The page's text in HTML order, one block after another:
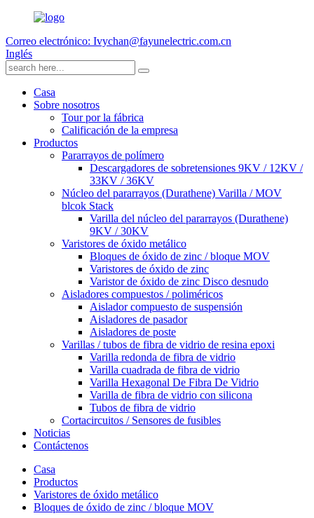
Correo electrónico: Ivychan@fayunelectric.com.cn
Inglés
Casa
Sobre nosotros
Tour por la fábrica
Calificación de la empresa
Productos
Pararrayos de polímero
Descargadores de sobretensiones 9KV / 12KV /
33KV / 36KV
Núcleo del pararrayos (Durathene) Varilla / MOV
blcok Stack
Varilla del núcleo del pararrayos (Durathene)
9KV / 30KV
Varistores de óxido metálico
Bloques de óxido de zinc / bloque MOV
Varistores de óxido de zinc
Varistor de óxido de zinc Disco desnudo
Aisladores compuestos / poliméricos
Aislador compuesto de suspensión
Aisladores de pasador
Aisladores de poste
Varillas / tubos de fibra de vidrio de resina epoxi
Varilla redonda de fibra de vidrio
Varilla cuadrada de fibra de vidrio
Varilla Hexagonal De Fibra De Vidrio
Varilla de fibra de vidrio con silicona
Tubos de fibra de vidrio
Cortacircuitos / Sensores de fusibles
Noticias
Contáctenos
Casa
Productos
Varistores de óxido metálico
Bloques de óxido de zinc / bloque MOV